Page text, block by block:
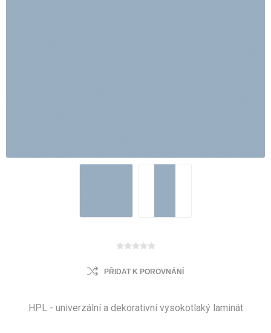
PŘIDAT K POROVNÁNÍ
HPL - univerzální a dekorativní vysokotlaký laminát